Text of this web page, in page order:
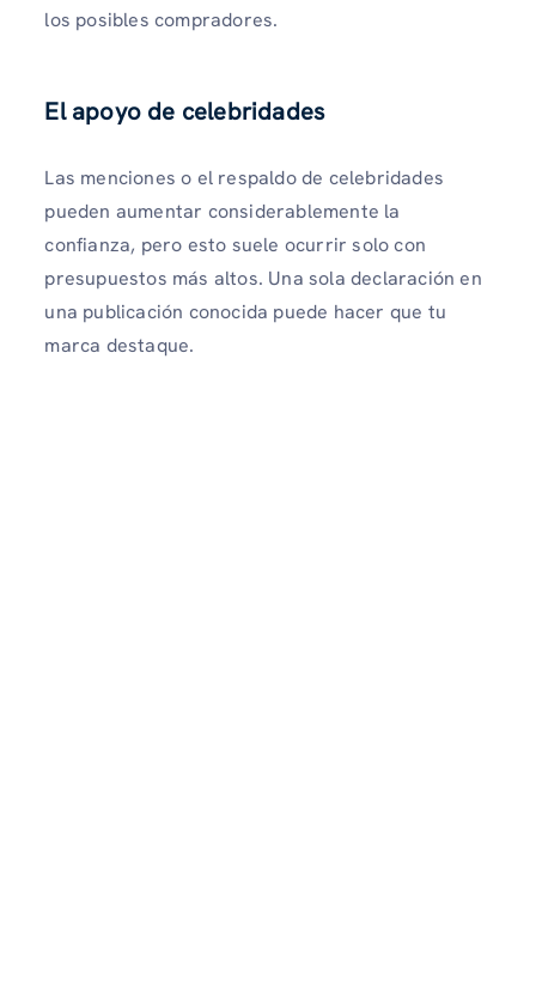
los posibles compradores.
El apoyo de celebridades
Las menciones o el respaldo de celebridades
pueden aumentar considerablemente la
confianza, pero esto suele ocurrir solo con
presupuestos más altos. Una sola declaración en
una publicación conocida puede hacer que tu
marca destaque.